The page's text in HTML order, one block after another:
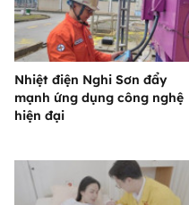
Nhiệt điện Nghi Sơn đẩy
mạnh ứng dụng công nghệ
hiện đại